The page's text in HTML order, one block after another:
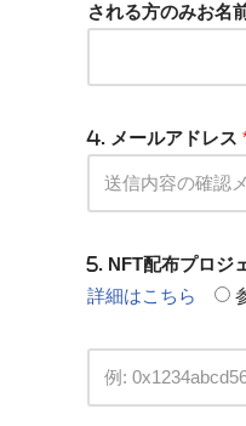
される方のみお名
. メールアドレス
. NFT配布プロジ
詳細はこちら